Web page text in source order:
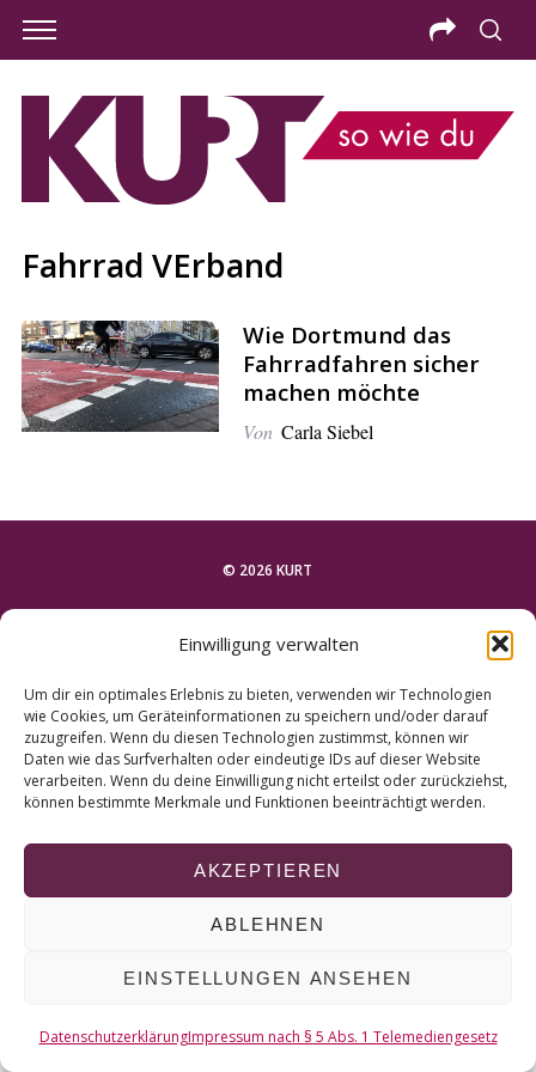
Einwilligung verwalten
Um dir ein optimales Erlebnis zu bieten, verwenden wir Technologien
wie Cookies, um Geräteinformationen zu speichern und/oder darauf
zuzugreifen. Wenn du diesen Technologien zustimmst, können wir
Daten wie das Surfverhalten oder eindeutige IDs auf dieser Website
verarbeiten. Wenn du deine Einwilligung nicht erteilst oder zurückziehst,
können bestimmte Merkmale und Funktionen beeinträchtigt werden.
AKZEPTIEREN
ABLEHNEN
EINSTELLUNGEN ANSEHEN
DatenschutzerklärungImpressum nach § 5 Abs. 1 Telemediengesetz
Fahrrad VErband
Wie Dortmund das
Fahrradfahren sicher
machen möchte
Von Carla Siebel
© 2026 KURT
NACH OBEN
a